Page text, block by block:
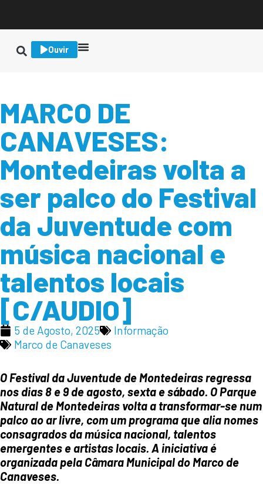
Ouvir
MARCO DE
CANAVESES:
Montedeiras volta a
ser palco do Festival
da Juventude com
música nacional e
talentos locais
[C/AUDIO]
5 de Agosto, 2025
Informação
Marco de Canaveses
O Festival da Juventude de Montedeiras regressa
nos dias 8 e 9 de agosto, sexta e sábado. O Parque
Natural de Montedeiras volta a transformar-se num
palco ao ar livre, com um programa que alia nomes
consagrados da música nacional, talentos
emergentes e artistas locais. A iniciativa é
organizada pela Câmara Municipal do Marco de
Canaveses.